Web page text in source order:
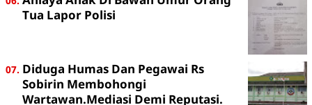
Tua Lapor Polisi
Diduga Humas Dan Pegawai Rs
Sobirin Membohongi
Wartawan.Mediasi Demi Reputasi.